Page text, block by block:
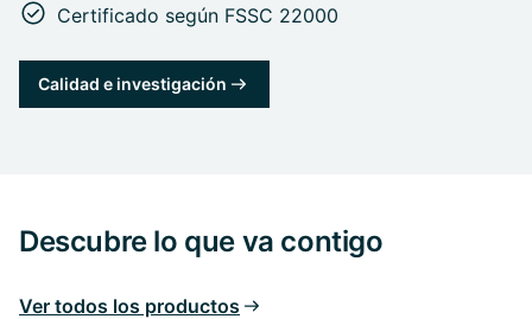
Certificado según FSSC 22000
Calidad e investigación
Descubre lo que va contigo
Ver todos los productos